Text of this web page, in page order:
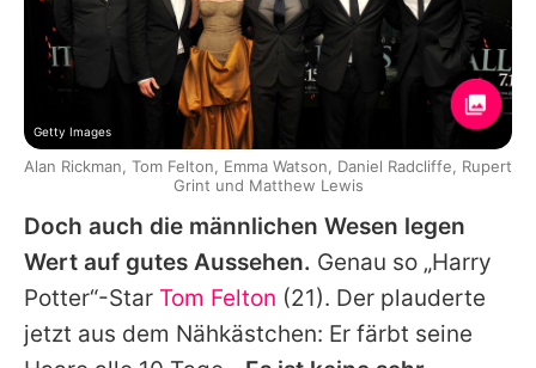
Doch auch die männlichen Wesen legen
Wert auf gutes Aussehen. Genau so „Harry
Potter“-Star Tom Felton (21). Der plauderte
jetzt aus dem Nähkästchen: Er färbt seine
Getty Images
Alan Rickman, Tom Felton, Emma Watson, Daniel Radcliffe, Rupert
Grint und Matthew Lewis